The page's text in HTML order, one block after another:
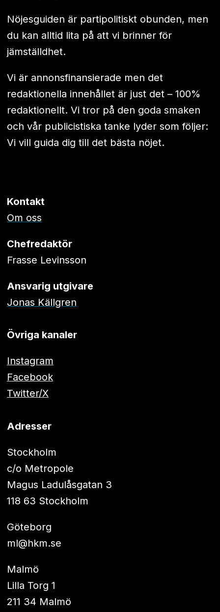
Nöjesguiden är partipolitiskt obunden, men
du kan alltid lita på att vi brinner för
jämställdhet.
Vi är annonsfinansierade men det
redaktionella innehållet är just det – 100%
redaktionellt. Vi tror på den goda smaken
och vår publicistiska tanke lyder som följer:
Vi vill guida dig till det bästa nöjet.
Kontakt
Om oss
Chefredaktör
Frasse Levinsson
Ansvarig utgivare
Jonas Källgren
Övriga kanaler
Instagram
Facebook
Twitter/X
Adresser
Stockholm
c/o Metropole
Magus Ladulåsgatan 3
118 63 Stockholm
Göteborg
ml@hkm.se
Malmö
Lilla Torg 1
211 34 Malmö